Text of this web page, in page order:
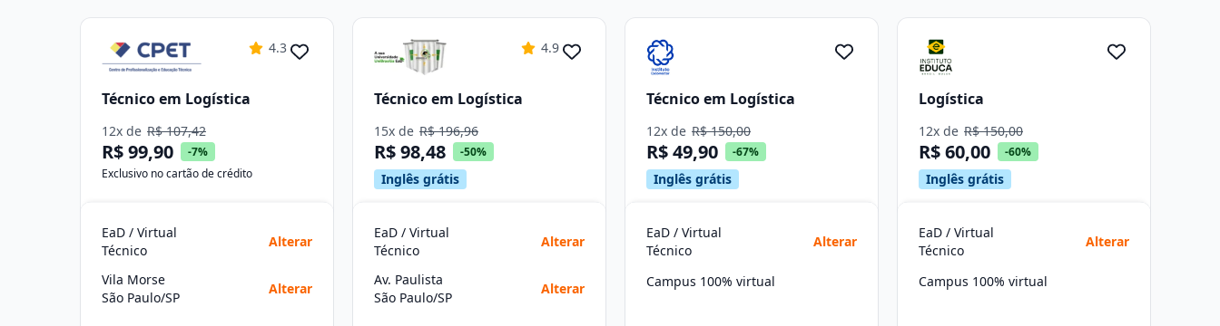
4.3
Técnico em Logística
12x de R$ 107,42
R$ 99,90
-7%
Exclusivo no cartão de crédito
EaD / Virtual
Técnico
Alterar
Vila Morse
São Paulo/SP
Alterar
4.9
Técnico em Logística
15x de R$ 196,96
R$ 98,48 -50%
Inglês grátis
EaD / Virtual
Técnico
Alterar
Av. Paulista
São Paulo/SP
Alterar
Técnico em Logística
12x de R$ 150,00
R$ 49,90 -67%
Inglês grátis
EaD / Virtual
Técnico
Alterar
Campus 100% virtual
Logística
12x de R$ 150,00
R$ 60,00 -60%
Inglês grátis
EaD / Virtual
Técnico
Alterar
Campus 100% virtual